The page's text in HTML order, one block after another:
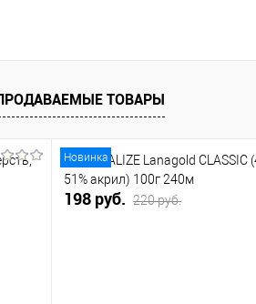
ТОВАРЫ
Новинка
Пряжа ALIZE Lanagold CLASSIC
51% акрил) 100г 240м
198 руб. 220 руб.